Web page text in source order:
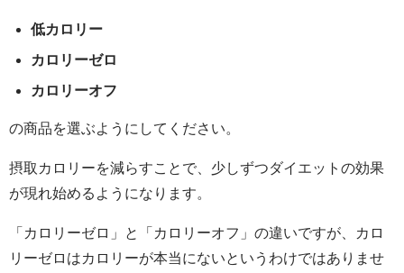
低カロリー
カロリーゼロ
カロリーオフ
の商品を選ぶようにしてください。
摂取カロリーを減らすことで、少しずつダイエットの効果
が現れ始めるようになります。
「カロリーゼロ」と「カロリーオフ」の違いですが、カロ
リーゼロはカロリーが本当にないというわけではありませ